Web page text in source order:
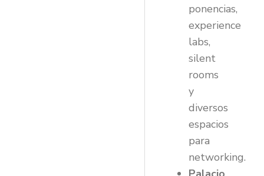
ponencias,
experience
labs,
silent
rooms
y
diversos
espacios
para
networking.